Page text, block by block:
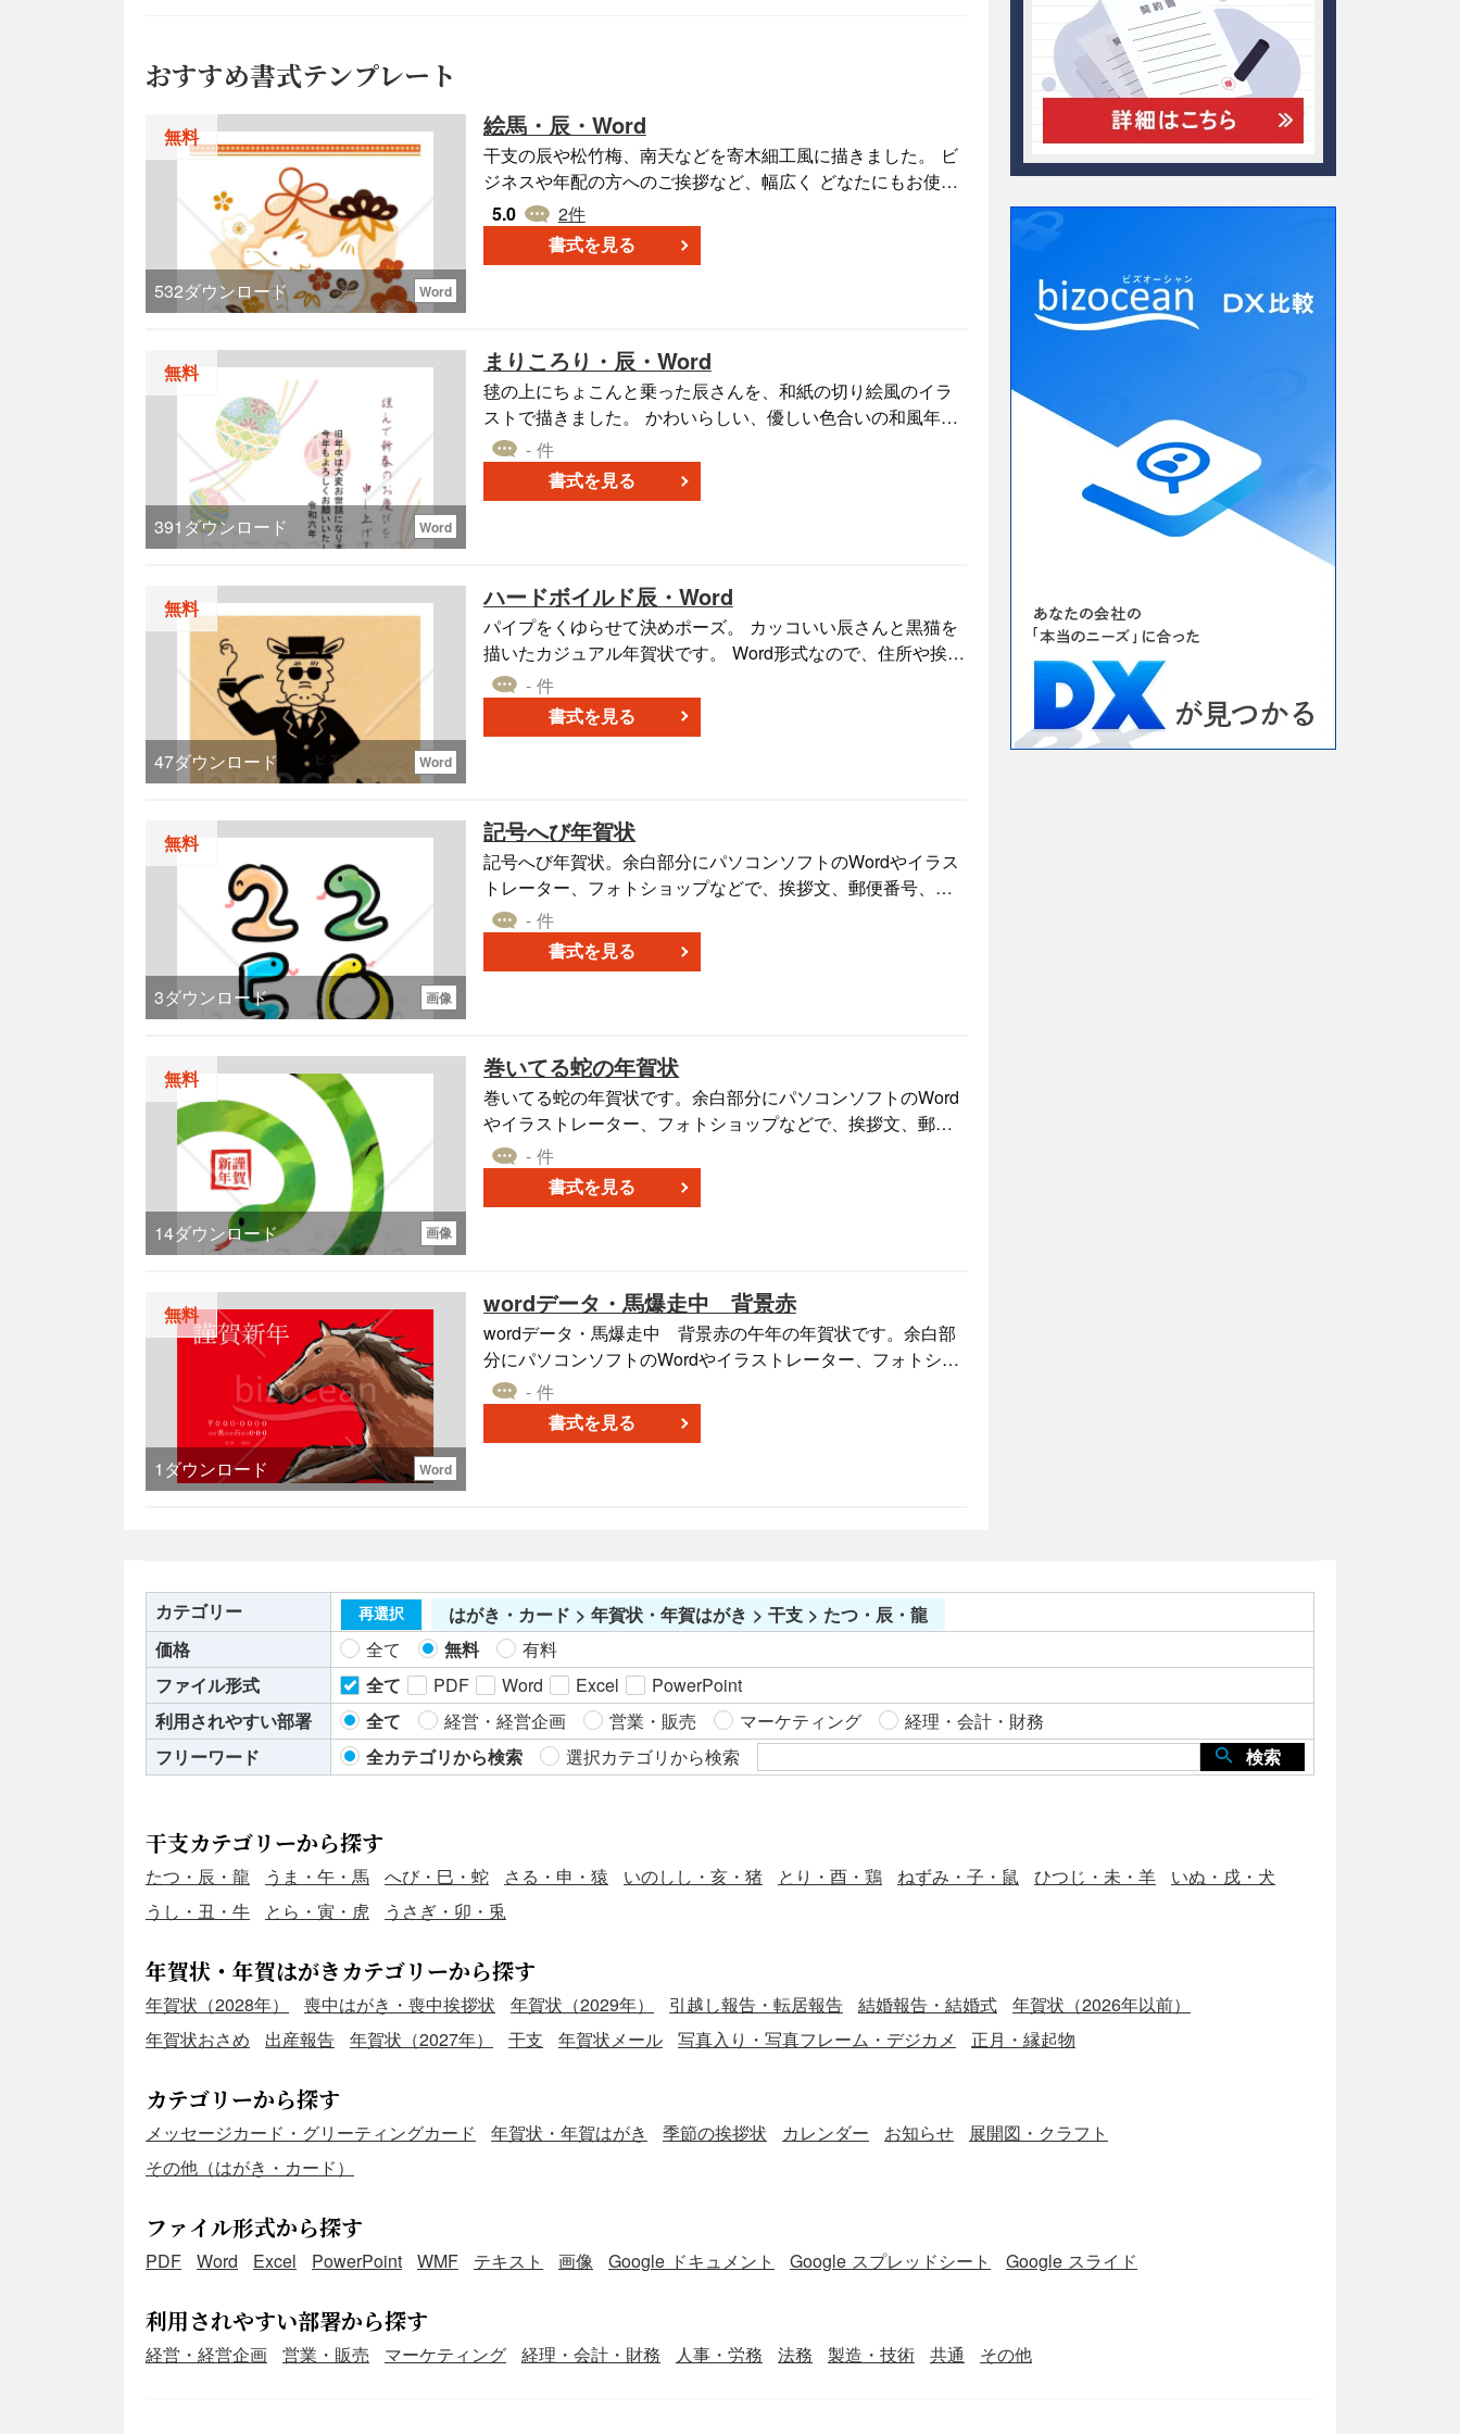
おすすめ書式テンプレート
無料
532ダウンロード Word
絵馬・辰・Word
干支の辰や松竹梅、南天などを寄木細工風に描きました。 ビ
ジネスや年配の方へのご挨拶など、幅広く どなたにもお使い
いただきやすい素朴な和風デザインです。 地色が白のインク
節約タイプです。 Word形式なので、住所や挨拶文などを 簡
単に編集・入力してお使いいただけます。 はがきサイズのデ
5.0 2件
書式を見る
無料
391 ダウンロード Word
まりころり・辰・Word
毬の上にちょこんと乗った辰さんを、和紙の切り絵風のイラ
ストで描きました。 かわいらしい、優しい色合いの和風年賀
状です。 Word形式なので、住所や挨拶文などを 簡単に編
集・入力してお使いいただけます。 はがきサイズのデザイン
テンプレートです。 同じデザインでjpg形式もございます。
- 件
書式を見る
無料
47ダウンロード Word
ハードボイルド辰・Word
パイプをくゆらせて決めポーズ。 カッコいい辰さんと黒猫を
描いたカジュアル年賀状です。 Word形式なので、住所や挨拶
文などを 簡単に編集・入力してお使いいただけます。 はがき
サイズのデザインテンプレートです。 同じデザインでjpg形式
もございます。 どちらも無料ダウンロードしてご利用くださ
- 件
書式を見る
無料
3ダウンロード 画像
記号へび年賀状
記号へび年賀状。余白部分にパソコンソフトのWordやイラス
トレーター、フォトショップなどで、挨拶文、郵便番号、ご
住所、電話番号、名前などを入力してお使いください。マン
ガやイラスト、ポスター、ハガキ、フライヤー、お店のチラ
シなどにも使用できるお正月、年末年始、年賀状素材です。
- 件
書式を見る
無料
14ダウンロード 画像
巻いてる蛇の年賀状
巻いてる蛇の年賀状です。余白部分にパソコンソフトのWord
やイラストレーター、フォトショップなどで、挨拶文、郵便
番号、ご住所、電話番号、名前などを入力してお使いくださ
い。マンガやイラスト、ポスター、ハガキ、フライヤー、お
店のチラシなどにも使用できるお正月、年末年始、年賀状素
- 件
書式を見る
無料
1 ダウンロード Word
wordデータ・馬爆走中 背景赤
wordデータ・馬爆走中 背景赤の午年の年賀状です。余白部
分にパソコンソフトのWordやイラストレーター、フォトショ
ップなどで、挨拶文、郵便番号、ご住所、電話番号、名前な
どを入力してお使いください。イラスト、ポスター、ハガ
キ、フライヤー、お店のチラシなどにも使用できるお正月、
- 件
書式を見る
カテゴリー 再選択
はがき・カード > 年賀状・年賀はがき > 干支 > たつ・辰・龍
価格
全て 無料
有料
ファイル形式
全て PDF Word Excel
PowerPoint
利用されやすい部署
全て 経営・経営企画 営業・販売 マーケティング
経理・会計・財務
フリーワード
全カテゴリから検索 選択カテゴリから検索 検索
干支カテゴリーから探す
たつ・辰・龍 うま・午・馬 へび・巳・蛇 さる・申・猿 いのしし・亥・猪 とり・酉・鶏 ねずみ・子・鼠 ひつじ・未・羊
いぬ・戌・犬
うし・丑・牛
とら・寅・虎 うさぎ・卯・兎
年賀状・年賀はがきカテゴリーから探す
年賀状（2028年） 喪中はがき・喪中挨拶状 年賀状（2029年） 引越し報告・転居報告 結婚報告・結婚式
年賀状（2026年以前）
年賀状おさめ
出産報告 年賀状（2027年） 干支 年賀状メール 写真入り・写真フレーム・デジカメ 正月・縁起物
カテゴリーから探す
メッセージカード・グリーティングカード 年賀状・年賀はがき 季節の挨拶状 カレンダー お知らせ
展開図・クラフト
その他（はがき・カード）
ファイル形式から探す
PDF Word Excel PowerPoint WMF テキスト 画像 Google ドキュメント Google スプレッドシート Google スライド
利用されやすい部署から探す
経営・経営企画 営業・販売 マーケティング 経理・会計・財務 人事・労務 法務 製造・技術 共通 その他